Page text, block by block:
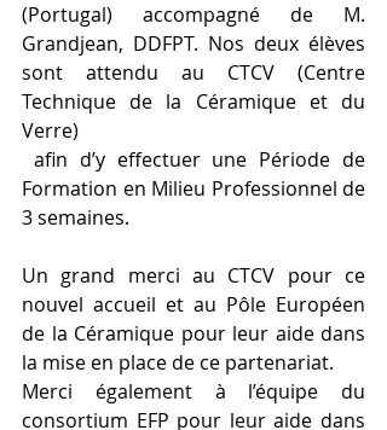
(Portugal) accompagné de M.
Grandjean, DDFPT. Nos deux élèves
sont attendu au CTCV (Centre
Technique de la Céramique et du
Verre)
Formation en Milieu Professionnel de
3 semaines.
Un grand merci au CTCV pour ce
nouvel accueil et au Pôle Européen
de la Céramique pour leur aide dans
la mise en place de ce partenariat.
Merci également à l’équipe du
consortium EFP pour leur aide dans